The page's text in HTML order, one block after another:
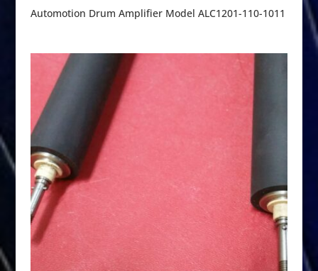
Automotion Drum Amplifier Model ALC1201-110-1011